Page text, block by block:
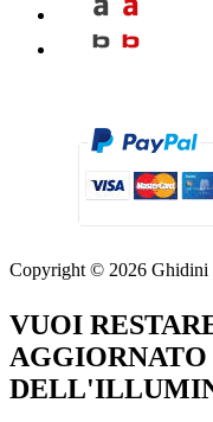
Copyright © 2026
VUOI